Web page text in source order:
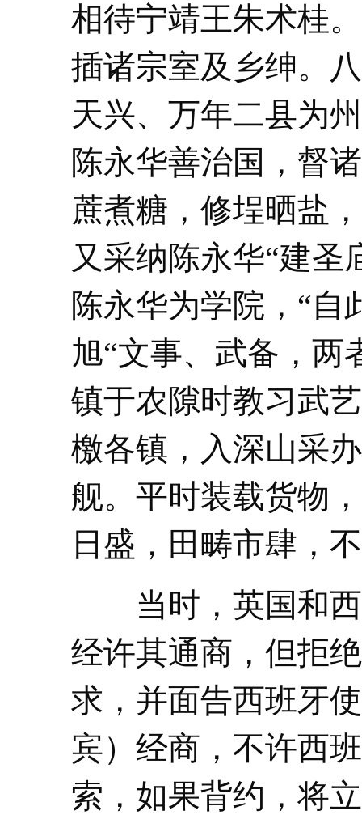
相待宁靖王朱术桂
插诸宗室及乡绅。
天兴、万年二县为
陈永华善治国，督
蔗煮糖，修埕晒盐
又采纳陈永华“建圣
陈永华为学院，“自
旭“文事、武备，两
镇于农隙时教习武
檄各镇，入深山采
舰。平时装载货物
日盛，田畴市肆，
当时，英国和西
经许其通商，但拒
求，并面告西班牙
宾）经商，不许西
索，如果背约，将